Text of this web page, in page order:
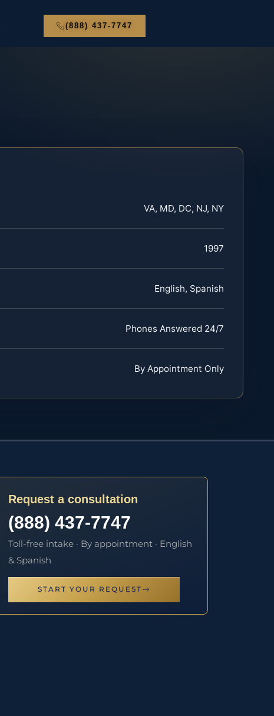
(888) 437-7747
VA, MD, DC, NJ, NY
1997
English, Spanish
Phones Answered 24/7
By Appointment Only
Request a consultation
(888) 437-7747
Toll-free intake · By appointment · English
& Spanish
START YOUR REQUEST